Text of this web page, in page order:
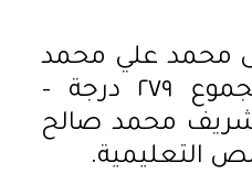
محمد علي محمد
– الأولى مكرر بمجموع ٢٧٩ درجة –
محمد صالح
التعليمية.